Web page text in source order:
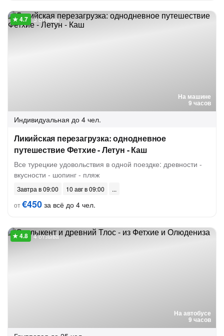
На машине
9 часов
3 отзыва
Индивидуальная до 4 чел.
Ликийская перезагрузка: однодневное
путешествие Фетхие - Летун - Каш
Все турецкие удовольствия в одной поездке: древности -
вкусности - шопинг - пляж
Завтра в 09:00
10 авг в 09:00
от€450 за всё до 4 чел.
На автобусе
9 часов
4 отзыва